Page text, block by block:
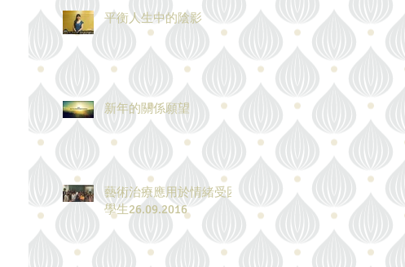
平衡人生中的陰影
新年的關係願望
藝術治療應用於情緒受困
學生26.09.2016